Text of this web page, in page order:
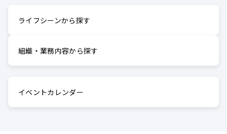
ライフシーンから探す
組織・業務内容から探す
イベントカレンダー